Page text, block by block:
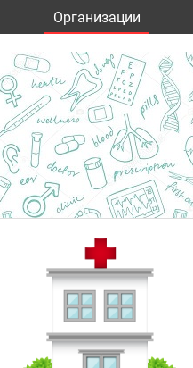
Организации